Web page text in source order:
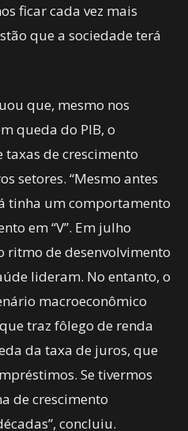
ficar cada vez mais
que a sociedade terá
que, mesmo nos
queda do PIB, o
de crescimento
setores. “Mesmo antes
tinha um comportamento
em “V”. Em julho
ritmo de desenvolvimento
lideram. No entanto, o
macroeconômico
traz fôlego de renda
da taxa de juros, que
Se tivermos
de crescimento
concluiu.